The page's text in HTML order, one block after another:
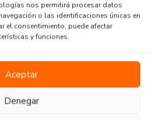
nos permitirá procesar datos
o las identificaciones únicas en
el consentimiento, puede afectar
y funciones.
Aceptar
Denegar